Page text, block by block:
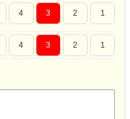
4 3 2 1
4 3 2 1